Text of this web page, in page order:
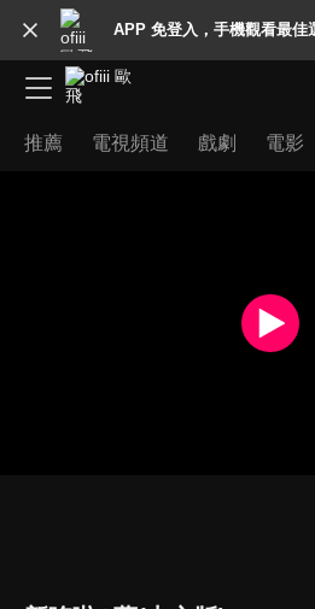
APP 免登入，手機觀看最佳
推薦 電視頻道 戲劇 電影